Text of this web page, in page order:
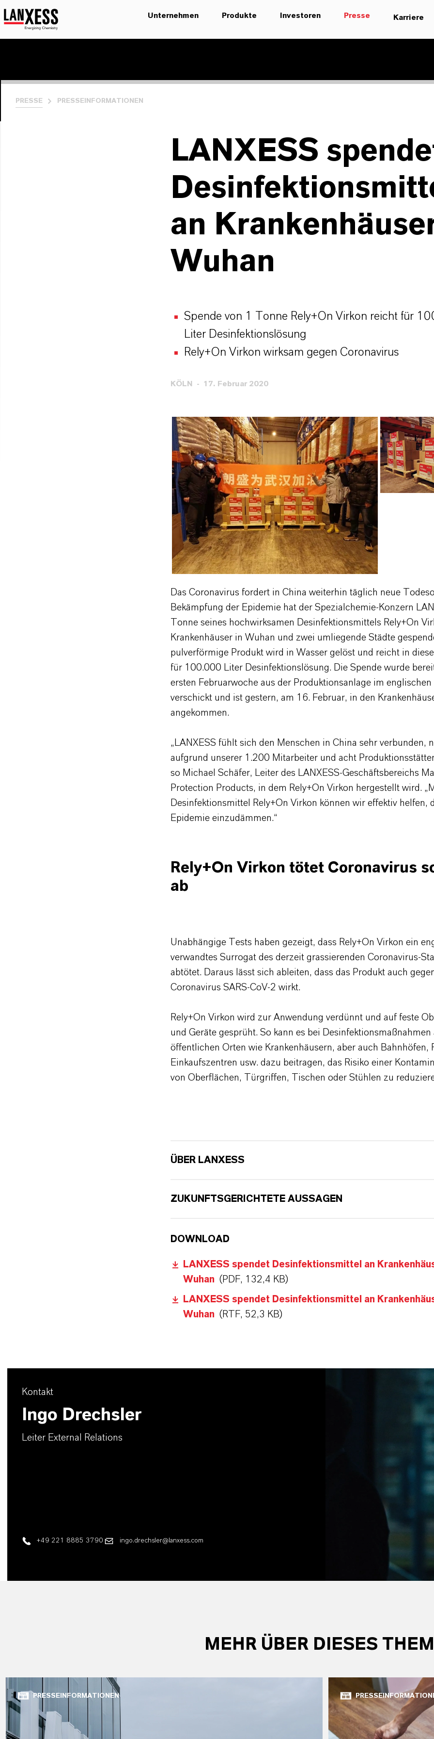
Unternehmen Produkte Investoren Presse Karriere
PRESSE PRESSEINFORMATIONEN
LANXESS
an
Wuhan
Spende von 1 Tonne Rely+On Virkon reicht für
Liter Desinfektionslösung
Rely+On Virkon wirksam gegen Coronavirus
KÖLN 17. Februar 2020
Das Coronavirus fordert in China weiterhin täglich neue
Bekämpfung der Epidemie hat der Spezialchemie-Konzern
Tonne seines hochwirksamen Desinfektionsmittels Rely+On
Krankenhäuser in Wuhan und zwei umliegende Städte
pulverförmige Produkt wird in Wasser gelöst und reicht in
für 100.000 Liter Desinfektionslösung. Die Spende wurde
ersten Februarwoche aus der Produktionsanlage im englischen
verschickt und ist gestern, am 16. Februar, in den
angekommen.
„LANXESS fühlt sich den Menschen in China sehr verbunden,
aufgrund unserer 1.200 Mitarbeiter und acht
so Michael Schäfer, Leiter des LANXESS-Geschäftsbereichs
Protection Products, in dem Rely+On Virkon hergestellt wird.
Desinfektionsmittel Rely+On Virkon können wir effektiv helfen,
Epidemie einzudämmen.“
Rely+On Virkon tötet Coronavirus
ab
Unabhängige Tests haben gezeigt, dass Rely+On Virkon ein
verwandtes Surrogat des derzeit grassierenden Coronavirus-
abtötet. Daraus lässt sich ableiten, dass das Produkt auch
Coronavirus SARS-CoV-2 wirkt.
Rely+On Virkon wird zur Anwendung verdünnt und auf feste
und Geräte gesprüht. So kann es bei Desinfektionsmaßnahmen
öffentlichen Orten wie Krankenhäusern, aber auch Bahnhöfen,
Einkaufszentren usw. dazu beitragen, das Risiko einer
von Oberflächen, Türgriffen, Tischen oder Stühlen zu
ÜBER LANXESS
ZUKUNFTSGERICHTETE AUSSAGEN
DOWNLOAD
LANXESS spendet Desinfektionsmittel an
Wuhan (PDF, 132,4 KB)
LANXESS spendet Desinfektionsmittel an
Wuhan (RTF, 52,3 KB)
Kontakt
Ingo Drechsler
Leiter External Relations
+49 221 8885 3790 ingo.drechsler@lanxess.com
MEHR ÜBER DIESES
PRESSEINFORMATIONEN